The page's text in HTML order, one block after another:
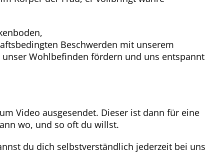
Beschwerden mit unserem
Wohlbefinden fördern und uns entspannt
Video ausgesendet. Dieser ist dann für eine
wo, und so oft du willst.
du dich selbstverständlich jederzeit bei uns